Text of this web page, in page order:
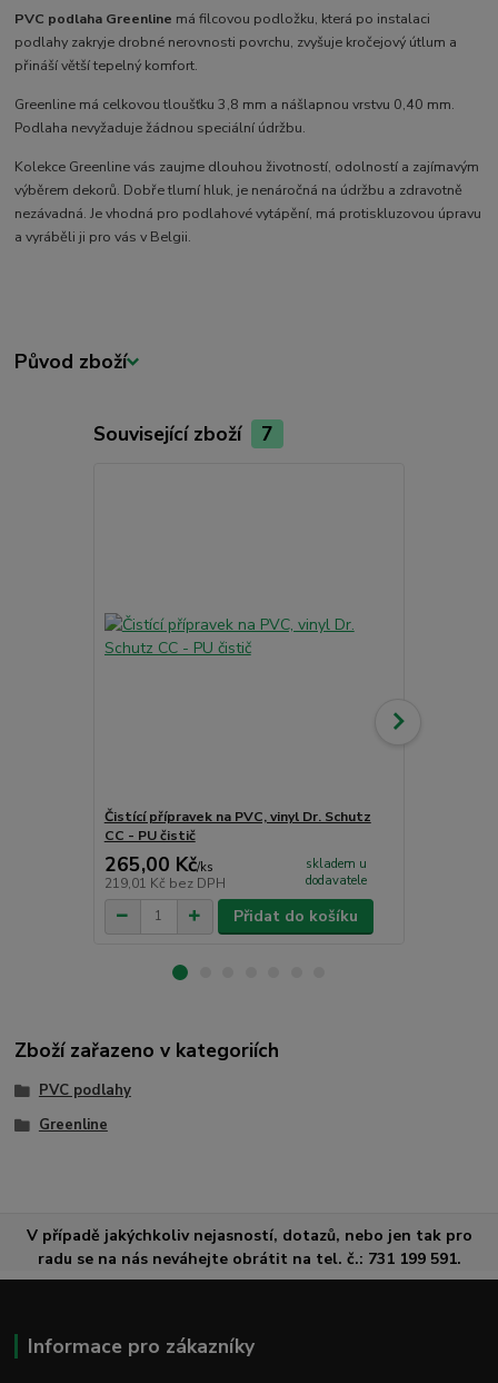
PVC podlaha Greenline má filcovou podložku, která po instalaci
podlahy zakryje drobné nerovnosti povrchu, zvyšuje kročejový útlum a
přináší větší tepelný komfort.
Greenline má celkovou tloušťku 3,8 mm a nášlapnou vrstvu 0,40 mm.
Podlaha nevyžaduje žádnou speciální údržbu.
Kolekce Greenline vás zaujme dlouhou životností, odolností a zajímavým
výběrem dekorů. Dobře tlumí hluk, je nenáročná na údržbu a zdravotně
nezávadná. Je vhodná pro podlahové vytápění, má protiskluzovou úpravu
a vyráběli ji pro vás v Belgii.
Původ zboží
Související zboží 7
Čistící přípravek na PVC, vinyl Dr. Schutz
CC - PU čistič
265,00 Kč/ks
219,01 Kč bez DPH
skladem u
dodavatele
Přidat do košíku
Zboží zařazeno v kategoriích
PVC podlahy
Greenline
V případě jakýchkoliv nejasností, dotazů, nebo jen tak pro
radu se na nás neváhejte obrátit na tel. č.: 731 199 591.
Informace pro zákazníky